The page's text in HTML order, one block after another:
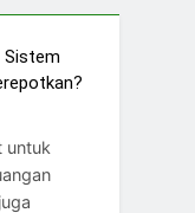
Sistem
untuk